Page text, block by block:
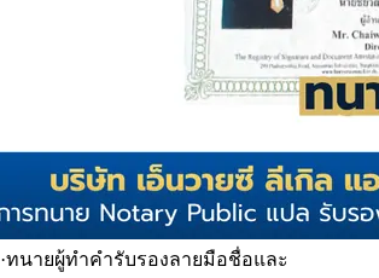
·ทนายผู้ทำคำรับรองลายมือชื่อและ